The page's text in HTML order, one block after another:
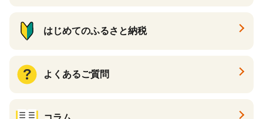
はじめてのふるさと納税
よくあるご質問